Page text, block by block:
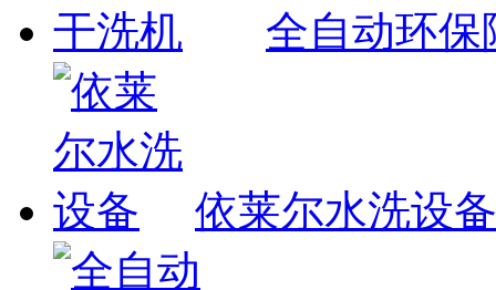
全自动环
依莱尔水洗设备